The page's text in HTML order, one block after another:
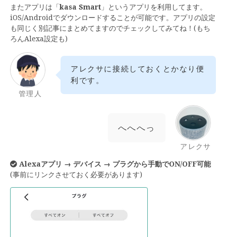
またアプリは「kasa Smart 」というアプリを利用してます。
iOS/Androidでダウンロードすることが可能です。アプリの設定
も同じく別記事にまとめてますのでチェックしてみてね！(もち
ろんAlexa設定も)
管理人
アレクサに接続しておくとかなり便
利です。
へへへっ
アレクサ
Alexaアプリ → デバイス → プラグから手動でON/OFF可能
(事前にリンクさせておく必要があります)